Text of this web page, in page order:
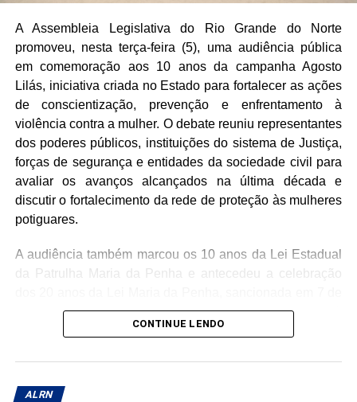
A Assembleia Legislativa do Rio Grande do Norte
promoveu, nesta terça-feira (5), uma audiência pública
em comemoração aos 10 anos da campanha Agosto
Lilás, iniciativa criada no Estado para fortalecer as ações
de conscientização, prevenção e enfrentamento à
violência contra a mulher. O debate reuniu representantes
dos poderes públicos, instituições do sistema de Justiça,
forças de segurança e entidades da sociedade civil para
avaliar os avanços alcançados na última década e
discutir o fortalecimento da rede de proteção às mulheres
potiguares.
A audiência também marcou os 10 anos da Lei Estadual
da Patrulha Maria da Penha e antecedeu a celebração
agosto de 2006 e considerada um marco no combate à
violência doméstica no Brasil.
Durante o encontro, foram apresentados os principais
resultados das políticas públicas implementadas no Rio
CONTINUE LENDO
ALRN